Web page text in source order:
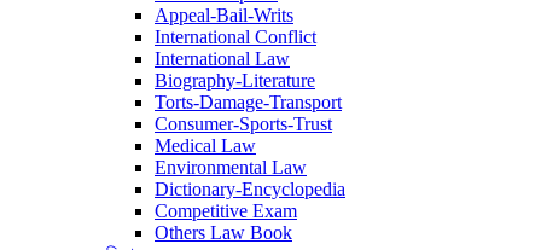
Appeal-Bail-Writs
International Conflict
International Law
Biography-Literature
Torts-Damage-Transport
Consumer-Sports-Trust
Medical Law
Environmental Law
Dictionary-Encyclopedia
Competitive Exam
Others Law Book